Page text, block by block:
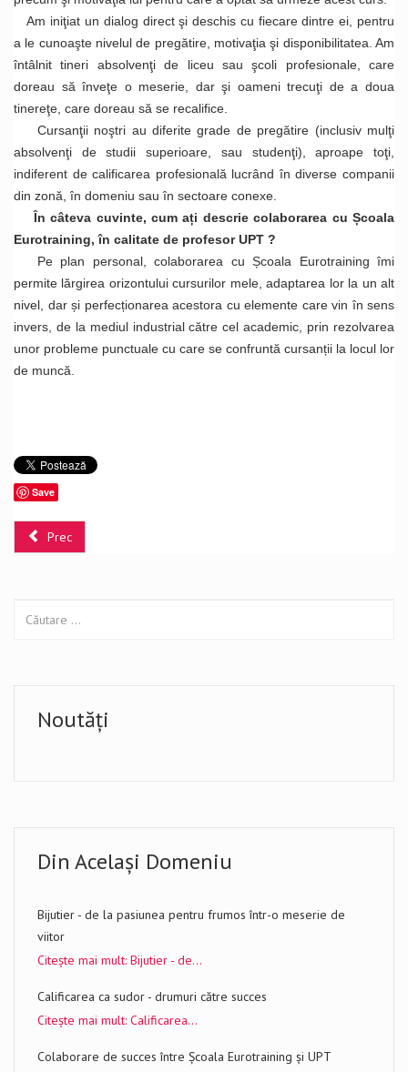
Am iniţiat un dialog direct şi deschis cu fiecare dintre ei, pentru
a le cunoaşte nivelul de pregătire, motivaţia şi disponibilitatea. Am
întâlnit tineri absolvenţi de liceu sau şcoli profesionale, care
doreau să înveţe o meserie, dar şi oameni trecuţi de a doua
tinereţe, care doreau să se recalifice.
Cursanţii noştri au diferite grade de pregătire (inclusiv mulţi
absolvenţi de studii superioare, sau studenţi), aproape toţi,
indiferent de calificarea profesională lucrând în diverse companii
din zonă, în domeniu sau în sectoare conexe.
În câteva cuvinte, cum ați descrie colaborarea cu Școala
Eurotraining, în calitate de profesor UPT ?
Pe plan personal, colaborarea cu Școala Eurotraining îmi
permite lărgirea orizontului cursurilor mele, adaptarea lor la un alt
nivel, dar și perfecționarea acestora cu elemente care vin în sens
invers, de la mediul industrial către cel academic, prin rezolvarea
unor probleme punctuale cu care se confruntă cursanții la locul lor
de muncă.
Save
Prec
Noutăți
Din Același Domeniu
Bijutier - de la pasiunea pentru frumos într-o meserie de
viitor
Citește mai mult: Bijutier - de...
Calificarea ca sudor - drumuri către succes
Citește mai mult: Calificarea...
Colaborare de succes între Școala Eurotraining și UPT